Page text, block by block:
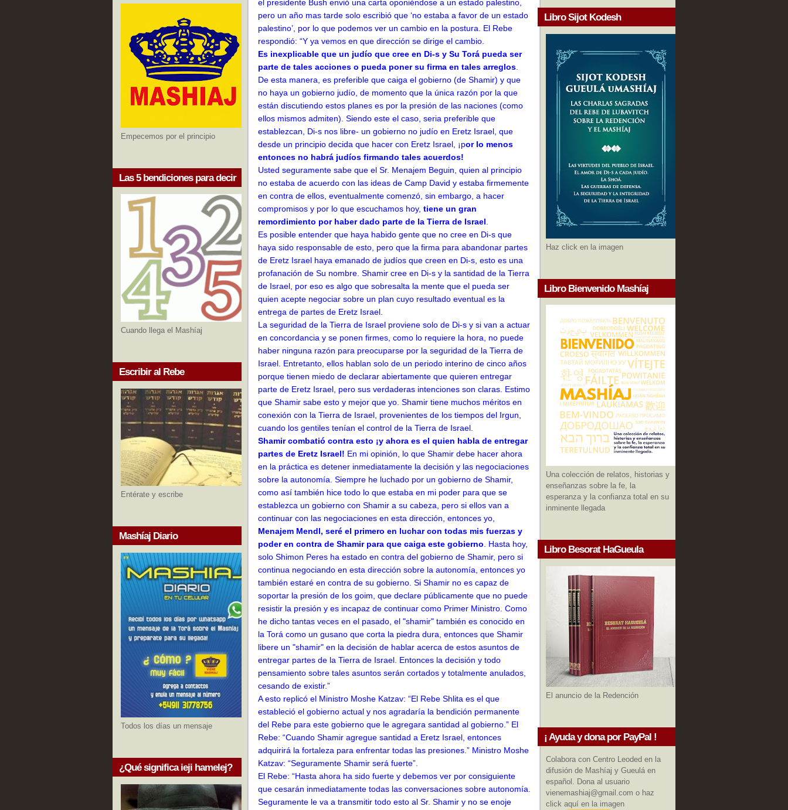
Empecemos por el principio
Las 5 bendiciones para decir
Cuando llega el Mashíaj
Escribir al Rebe
Entérate y escribe
Mashíaj Diario
Todos los días un mensaje
¿Qué significa ieji hamelej?
el presidente Bush envió una carta oponiéndose a un estado palestino,
pero un año mas tarde solo escribió que ‘no estaba a favor de un estado
palestino’, por lo que podemos ver un cambio en la postura. El Rebe
respondió: “Y ya vemos en que dirección se dirige el cambio.
Es inexplicable que un judío que cree en Di-s y Su Torá pueda ser
parte de tales acciones o pueda poner su firma en tales arreglos
De esta manera, es preferible que caiga el gobierno (de Shamir) y que
no haya un gobierno judío, de momento que la única razón por la que
están discutiendo estos planes es por la presión de las naciones (como
ellos mismos admiten). Siendo este el caso, seria preferible que
establezcan, Di-s nos libre- un gobierno no judío en Eretz Israel, que
desde un principio decida que hacer con Eretz Israel, ¡por lo menos
entonces no habrá judíos firmando tales acuerdos!
Usted seguramente sabe que el Sr. Menajem Beguin, quien al principio
no estaba de acuerdo con las ideas de Camp David y estaba firmemente
en contra de ellos, eventualmente comenzó, sin embargo, a hacer
compromisos y por lo que escuchamos hoy, tiene un gran
remordimiento por haber dado parte de la Tierra de Israel
Es posible entender que haya habido gente que no cree en Di-s que
haya sido responsable de esto, pero que la firma para abandonar partes
de Eretz Israel haya emanado de judíos que creen en Di-s, esto es una
profanación de Su nombre. Shamir cree en Di-s y la santidad de la Tierra
de Israel, por eso es algo que sobresalta la mente que el pueda ser
quien acepte negociar sobre un plan cuyo resultado eventual es la
entrega de partes de Eretz Israel.
La seguridad de la Tierra de Israel proviene solo de Di-s y si van a actuar
en concordancia y se ponen firmes, como lo requiere la hora, no puede
haber ninguna razón para preocuparse por la seguridad de la Tierra de
Israel. Entretanto, ellos hablan solo de un periodo interino de cinco años
porque tienen miedo de declarar abiertamente que quieren entregar
parte de Eretz Israel, pero sus verdaderas intenciones son claras. Estimo
que Shamir sabe esto y mejor que yo. Shamir tiene muchos méritos en
conexión con la Tierra de Israel, provenientes de los tiempos del Irgun,
cuando los gentiles tenían el control de la Tierra de Israel.
Shamir combatió contra esto ¡y ahora es el quien habla de entregar
partes de Eretz Israel! En mi opinión, lo que Shamir debe hacer ahora
en la práctica es detener inmediatamente la decisión y las negociaciones
sobre la autonomía. Siempre he luchado por un gobierno de Shamir,
como así también hice todo lo que estaba en mi poder para que se
establezca un gobierno con Shamir a su cabeza, pero si ellos van a
continuar con las negociaciones en esta dirección, entonces yo,
Menajem Mendl, seré el primero en luchar con todas mis fuerzas y
poder en contra de Shamir para que caiga este gobierno . Hasta hoy,
solo Shimon Peres ha estado en contra del gobierno de Shamir, pero si
continua negociando en esta dirección sobre la autonomía, entonces yo
también estaré en contra de su gobierno. Si Shamir no es capaz de
soportar la presión de los goim, que declare públicamente que no puede
resistir la presión y es incapaz de continuar como Primer Ministro. Como
he dicho tantas veces en el pasado, el "shamir" también es conocido en
la Torá como un gusano que corta la piedra dura, entonces que Shamir
libere un "shamir" en la decisión de hablar acerca de estos asuntos de
entregar partes de la Tierra de Israel. Entonces la decisión y todo
pensamiento sobre tales asuntos serán cortados y totalmente anulados,
cesando de existir.”
A esto replicó el Ministro Moshe Katzav: “El Rebe Shlita es el que
estableció el gobierno actual y nos agradaría la bendición permanente
del Rebe para este gobierno que le agregara santidad al gobierno.” El
Rebe: “Cuando Shamir agregue santidad a Eretz Israel, entonces
adquirirá la fortaleza para enfrentar todas las presiones.” Ministro Moshe
Katzav: “Seguramente Shamir será fuerte”.
El Rebe: “Hasta ahora ha sido fuerte y debemos ver por consiguiente
que cesarán inmediatamente todas las conversaciones sobre autonomía.
Seguramente le va a transmitir todo esto al Sr. Shamir y no se enoje
Libro Sijot Kodesh
Haz click en la imagen
Libro Bienvenido Mashíaj
Una colección de relatos, historias y
enseñanzas sobre la fe, la
esperanza y la confianza total en su
inminente llegada
Libro Besorat HaGueula
El anuncio de la Redención
¡ Ayuda y dona por PayPal !
Colabora con Centro Leoded en la
difusión de Mashíaj y Gueulá en
español. Dona al usuario
vienemashiaj@gmail.com o haz
click aquí en la imagen